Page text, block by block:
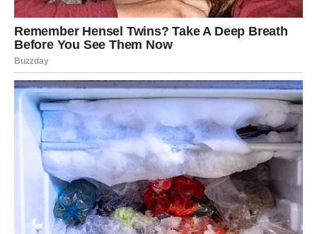
Moguće je unapređenje kroz trud i disciplinu. Finansije
se popravljaju kroz racionalno planiranje.
VAGA
Ljubav
Vage ulaze u emotivno skladan period. Moguće je
pomirenje ili nova šansa u postojećem odnosu. Slobodne
Vage imaju priliku za sudbinski susret.
Posao